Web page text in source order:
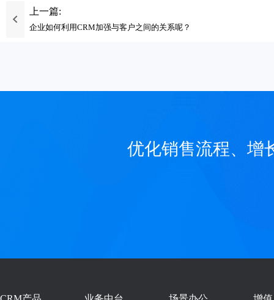
上一篇:
企业如何利用CRM加强与客户之间的关系呢？
优化销售流程、增